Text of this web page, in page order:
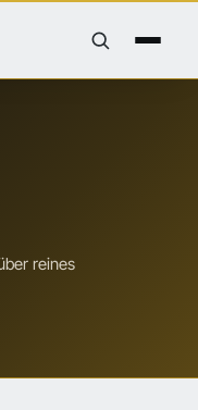
reines